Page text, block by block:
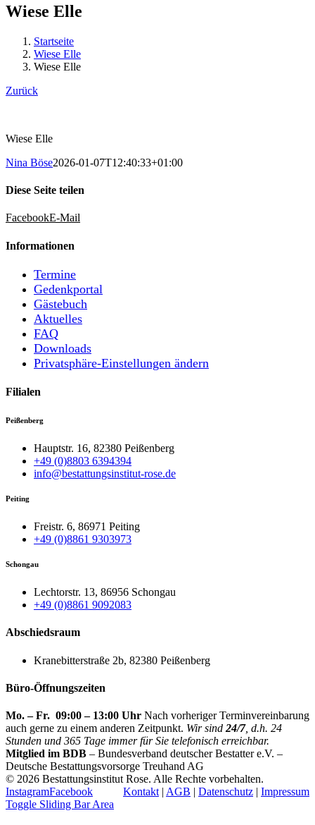
Wiese Elle
Startseite
Wiese Elle
Wiese Elle
Zurück
Wiese Elle
Nina Böse2026-01-07T12:40:33+01:00
Diese Seite teilen
FacebookE-Mail
Informationen
Termine
Gedenkportal
Gästebuch
Aktuelles
FAQ
Downloads
Privatsphäre-Einstellungen ändern
Filialen
Peißenberg
Hauptstr. 16, 82380 Peißenberg
+49 (0)8803 6394394
info@bestattungsinstitut-rose.de
Peiting
Freistr. 6, 86971 Peiting
+49 (0)8861 9303973
Schongau
Lechtorstr. 13, 86956 Schongau
+49 (0)8861 9092083
Abschiedsraum
Kranebitterstraße 2b, 82380 Peißenberg
Büro-Öffnungszeiten
Mo. – Fr. 09:00 – 13:00 Uhr Nach vorheriger Terminvereinbarung
auch gerne zu einem anderen Zeitpunkt. Wir sind 24/7, d.h. 24
Stunden und 365 Tage immer für Sie telefonisch erreichbar.
Mitglied im BDB – Bundesverband deutscher Bestatter e.V. –
Deutsche Bestattungsvorsorge Treuhand AG
© 2026 Bestattungsinstitut Rose. Alle Rechte vorbehalten.
Kontakt | AGB | Datenschutz | Impressum
InstagramFacebook
Toggle Sliding Bar Area